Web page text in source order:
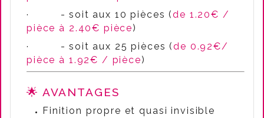
·
- soit aux 10 pièces (de 1.20€ /
pièce à 2.40€ pièce)
·
- soit aux 25 pièces (de 0.92€/
pièce à 1.92€ / pièce)
🌟 AVANTAGES
Finition propre et quasi invisible